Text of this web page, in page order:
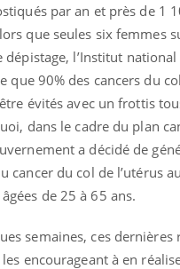
par an et près de 1
que seules six femmes
dépistage, l’Institut
que 90% des cancers du
évités avec un frottis
dans le cadre du plan
a décidé de
cancer du col de l’utérus
de 25 à 65 ans.
semaines, ces dernières
encourageant à en